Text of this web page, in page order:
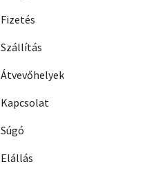
Fizetés
Szállítás
Átvevőhelyek
Kapcsolat
Súgó
Elállás